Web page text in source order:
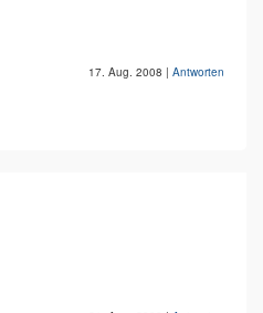
17. Aug. 2008 | Antworten